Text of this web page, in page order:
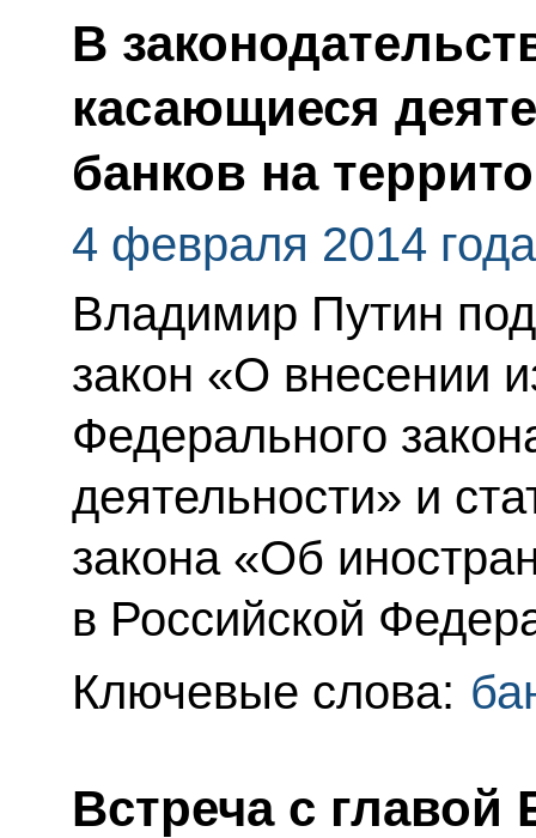
В
касающиеся
банков на
4 февраля 2014 года
Владимир Путин
закон «О внесении
Федерального
деятельности» и
закона «Об
в Российской
Ключевые слова:
Встреча с